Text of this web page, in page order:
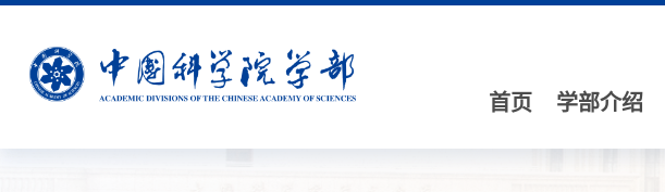
首页 学部介绍